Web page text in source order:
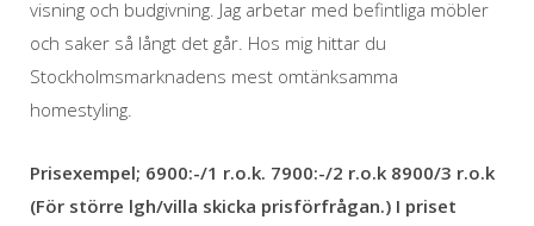
visning och budgivning. Jag arbetar med befintliga möbler
och saker så långt det går. Hos mig hittar du
Stockholmsmarknadens mest omtänksamma
homestyling.
Prisexempel; 6900:-/1 r.o.k. 7900:-/2 r.o.k 8900/3 r.o.k
(För större lgh/villa skicka prisförfrågan.) I priset